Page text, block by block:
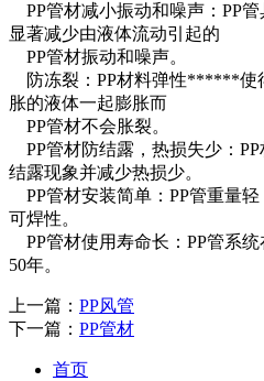
PP管材减小振动和噪声：PP
显著减少由液体流动引起的
PP管材振动和噪声。
防冻裂：PP材料弹性******使
胀的液体一起膨胀而
PP管材不会胀裂。
PP管材防结露，热损失少：
结露现象并减少热损少。
PP管材安装简单：PP管重量
可焊性。
PP管材使用寿命长：PP管系
50年。
上一篇： PP风管
下一篇： PP管材
首页